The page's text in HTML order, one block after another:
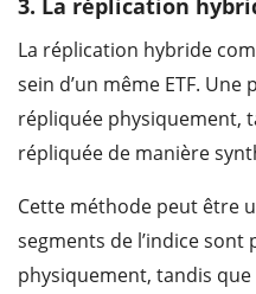
3. La réplication
La réplication hybride
sein d’un même ETF.
répliquée physiquement,
répliquée de manière
Cette méthode peut être
segments de l’indice
physiquement, tandis